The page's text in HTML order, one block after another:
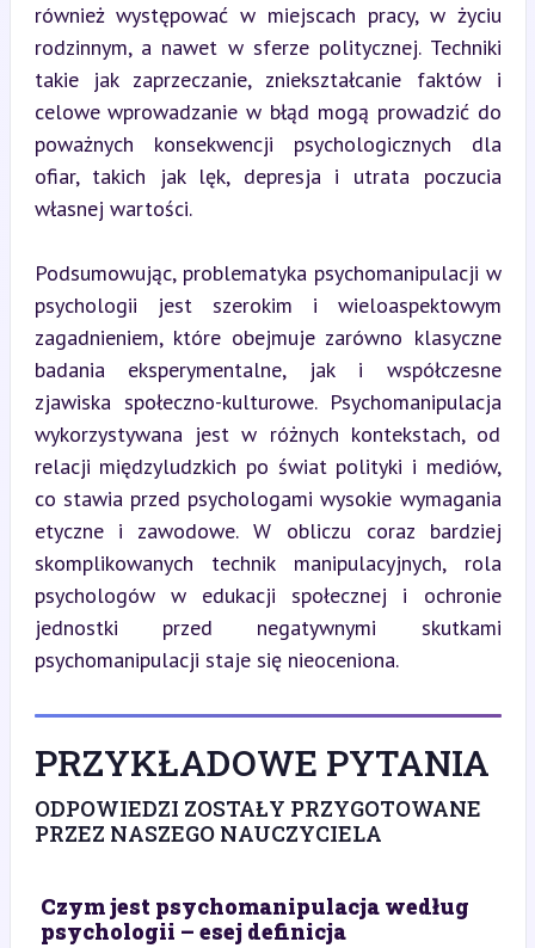
również występować w miejscach pracy, w życiu
rodzinnym, a nawet w sferze politycznej. Techniki
takie jak zaprzeczanie, zniekształcanie faktów i
celowe wprowadzanie w błąd mogą prowadzić do
poważnych konsekwencji psychologicznych dla
ofiar, takich jak lęk, depresja i utrata poczucia
własnej wartości.
Podsumowując, problematyka psychomanipulacji w
psychologii jest szerokim i wieloaspektowym
zagadnieniem, które obejmuje zarówno klasyczne
badania eksperymentalne, jak i współczesne
zjawiska społeczno-kulturowe. Psychomanipulacja
wykorzystywana jest w różnych kontekstach, od
relacji międzyludzkich po świat polityki i mediów,
co stawia przed psychologami wysokie wymagania
etyczne i zawodowe. W obliczu coraz bardziej
skomplikowanych technik manipulacyjnych, rola
psychologów w edukacji społecznej i ochronie
jednostki przed negatywnymi skutkami
psychomanipulacji staje się nieoceniona.
PRZYKŁADOWE PYTANIA
ODPOWIEDZI ZOSTAŁY PRZYGOTOWANE
PRZEZ NASZEGO NAUCZYCIELA
Czym jest psychomanipulacja według
psychologii – esej definicja